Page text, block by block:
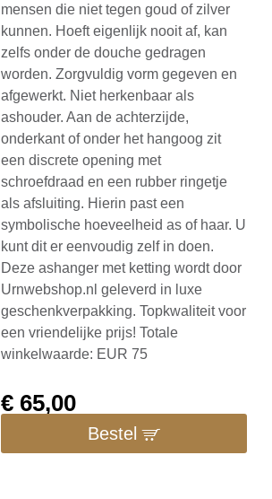
mensen die niet tegen goud of zilver
kunnen. Hoeft eigenlijk nooit af, kan
zelfs onder de douche gedragen
worden. Zorgvuldig vorm gegeven en
afgewerkt. Niet herkenbaar als
ashouder. Aan de achterzijde,
onderkant of onder het hangoog zit
een discrete opening met
schroefdraad en een rubber ringetje
als afsluiting. Hierin past een
symbolische hoeveelheid as of haar. U
kunt dit er eenvoudig zelf in doen.
Deze ashanger met ketting wordt door
Urnwebshop.nl geleverd in luxe
geschenkverpakking. Topkwaliteit voor
een vriendelijke prijs! Totale
winkelwaarde: EUR 75
€ 65,00
Bestel